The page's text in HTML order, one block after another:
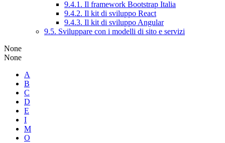
9.4.1. Il framework Bootstrap Italia
9.4.2. Il kit di sviluppo React
9.4.3. Il kit di sviluppo Angular
9.5. Sviluppare con i modelli di sito e servizi
None
None
A
B
C
D
E
I
M
O